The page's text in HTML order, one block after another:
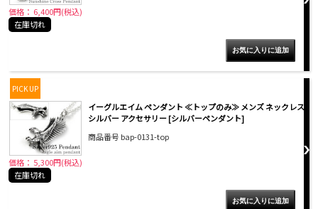
価格： 6,400円(税込)
在庫切れ
PICK UP
イーグルエイム ペンダント ≪トップのみ≫ メンズ ネックレス
シルバー アクセサリー [シルバーペンダント]
商品番号 bap-0131-top
価格： 5,300円(税込)
在庫切れ